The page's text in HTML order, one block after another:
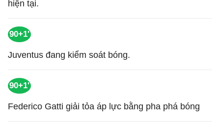
hiện tại.
90+1'
Juventus đang kiểm soát bóng.
90+1'
Federico Gatti giải tỏa áp lực bằng pha phá bóng